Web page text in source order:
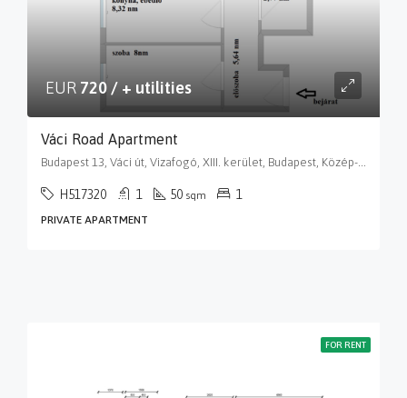
EUR 720 / + utilities
Váci Road Apartment
Budapest 13, Váci út, Vizafogó, XIII. kerület, Budapest, Közép-Magyarország, 1138, Magyarország
H517320 1 50 sqm 1
PRIVATE APARTMENT
FOR RENT